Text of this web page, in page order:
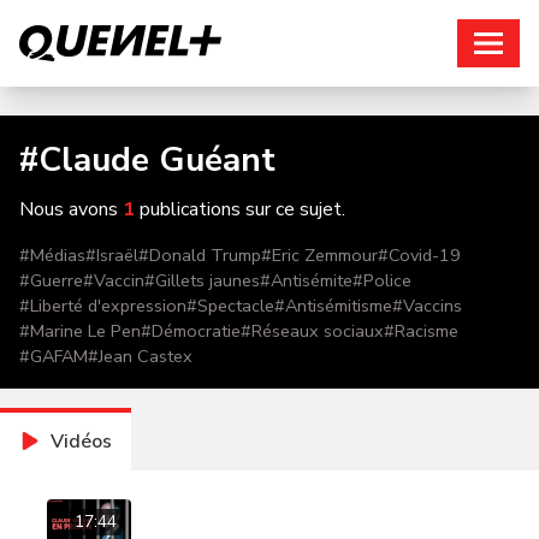
#Claude Guéant
Nous avons 1 publications sur ce sujet.
#Médias#Israël#Donald Trump#Eric Zemmour#Covid-19
#Guerre#Vaccin#Gillets jaunes#Antisémite#Police
#Liberté d'expression#Spectacle#Antisémitisme#Vaccins
#Marine Le Pen#Démocratie#Réseaux sociaux#Racisme
#GAFAM#Jean Castex
Vidéos
17:44